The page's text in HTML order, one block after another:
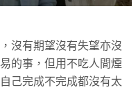
沒有期望沒有失望亦沒
的事，但用不吃人間煙
己完成不完成都沒有太